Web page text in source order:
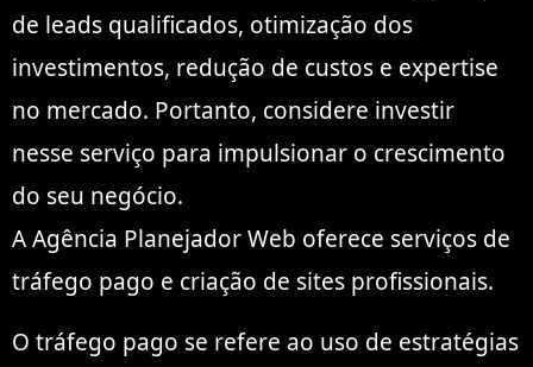
de leads qualificados, otimização dos
investimentos, redução de custos e expertise
no mercado. Portanto, considere investir
nesse serviço para impulsionar o crescimento
do seu negócio.
A Agência Planejador Web oferece serviços de
tráfego pago e criação de sites profissionais.
O tráfego pago se refere ao uso de estratégias